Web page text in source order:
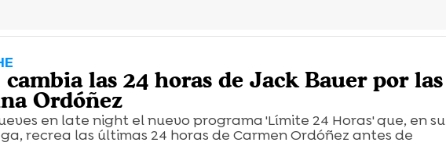
las 24 horas de Jack Bauer por las
Ordóñez
en late night el nuevo programa 'Límite 24 Horas' que, en su
recrea las últimas 24 horas de Carmen Ordóñez antes de